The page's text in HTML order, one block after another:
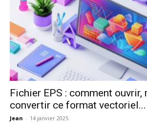
Fichier EPS : comment
convertir ce format vectoriel...
Jean - 14 janvier 2025